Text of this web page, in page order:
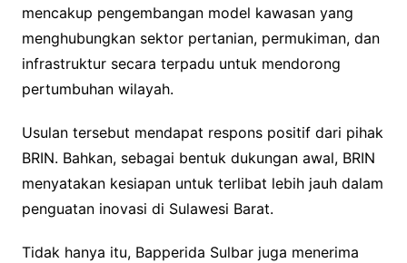
mencakup pengembangan model kawasan yang
menghubungkan sektor pertanian, permukiman, dan
infrastruktur secara terpadu untuk mendorong
pertumbuhan wilayah.
Usulan tersebut mendapat respons positif dari pihak
BRIN. Bahkan, sebagai bentuk dukungan awal, BRIN
menyatakan kesiapan untuk terlibat lebih jauh dalam
penguatan inovasi di Sulawesi Barat.
Tidak hanya itu, Bapperida Sulbar juga menerima